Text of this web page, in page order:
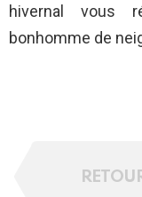
hivernal vous
bonhomme de